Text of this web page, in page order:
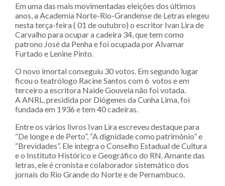
Em uma das mais movimentadas eleições dos últimos
anos, a Academia Norte-Rio-Grandense de Letras elegeu
nesta terça-feira ( 01 de outubro) o escritor Ivan Lira de
Carvalho para ocupar a cadeira 34, que tem como
patrono José da Penha e foi ocupada por Alvamar
Furtado e Lenine Pinto.
O novo imortal conseguiu 30 votos. Em segundo lugar
ficou o teatrólogo Racine Santos com 6 votos e em
terceiro a escritora Naide Gouveia não foi votada.
A ANRL, presidida por Diógenes da Cunha Lima, foi
fundada em 1936 e tem 40 cadeiras.
Entre os vários livros Ivan Lira escreveu destaque para
“De longe e de Perto”, “A dignidade como patrimônio” e
“Brevidades”. Ele integra o Conselho Estadual de Cultura
e o Instituto Histórico e Geográfico do RN. Amante das
letras, ele é cronista e colaborador sistemático dos
jornais do Rio Grande do Norte e de Pernambuco.